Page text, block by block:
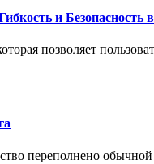
и
позволяет
переполнено